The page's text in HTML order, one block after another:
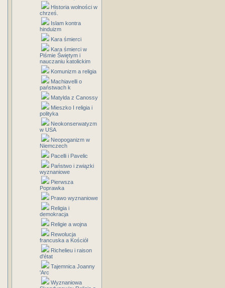
Historia wolności w
chrześ.
Islam kontra
hinduizm
Kara śmierci
Kara śmierci w
Piśmie Świętym i
nauczaniu katolickim
Komunizm a religia
Machiavelli o
państwach k
Matylda z Canossy
Mieszko I religia i
polityka
Neokonserwatyzm
w USA
Neopoganizm w
Niemczech
Pacelli i Pavelic
Państwo i związki
wyznaniowe
Pierwsza
Poprawka
Prawo wyznaniowe
Religia i
demokracja
Religie a wojna
Rewolucja
francuska a Kościół
Richelieu i raison
d'état
Tajemnica Joanny
'Arc
Wyznaniowa